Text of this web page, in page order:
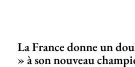
La France donne un
» à son nouveau